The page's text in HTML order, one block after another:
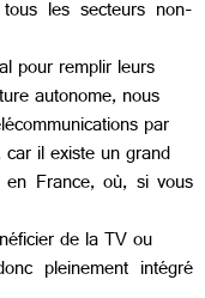
les secteurs non-
pour remplir leurs
autonome, nous
par
il existe un grand
France, où, si vous
de la TV ou
pleinement intégré